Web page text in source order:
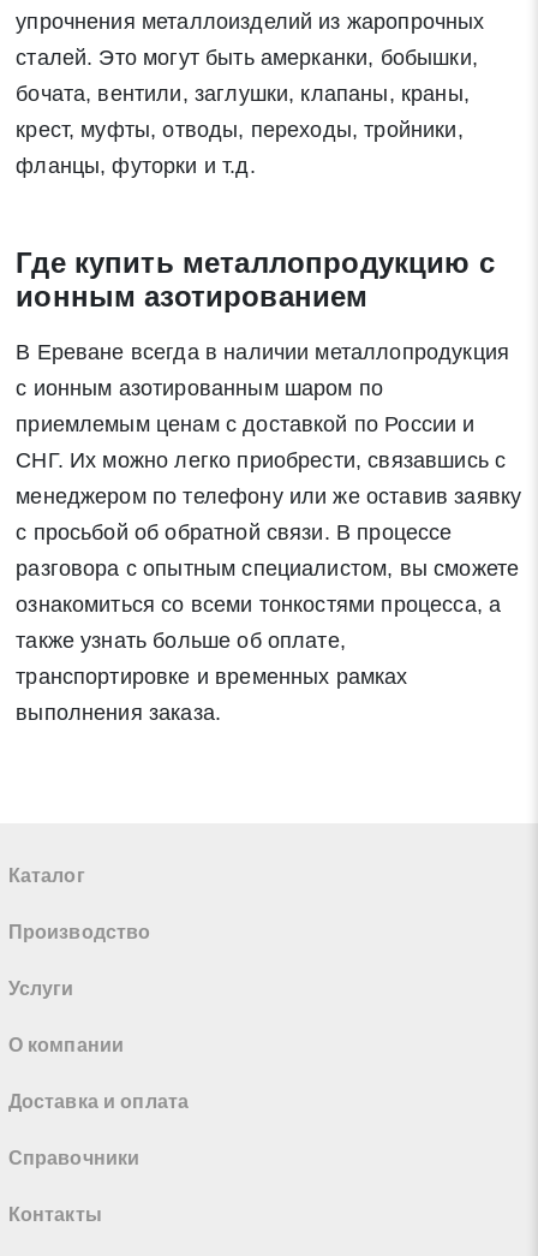
упрочнения металлоизделий из жаропрочных
сталей. Это могут быть амерканки, бобышки,
бочата, вентили, заглушки, клапаны, краны,
крест, муфты, отводы, переходы, тройники,
фланцы, футорки и т.д.
Где купить металлопродукцию с
ионным азотированием
В Ереване всегда в наличии металлопродукция
с ионным азотированным шаром по
приемлемым ценам с доставкой по России и
СНГ. Их можно легко приобрести, связавшись с
менеджером по телефону или же оставив заявку
с просьбой об обратной связи. В процессе
разговора с опытным специалистом, вы сможете
ознакомиться со всеми тонкостями процесса, а
также узнать больше об оплате,
транспортировке и временных рамках
выполнения заказа.
Каталог
Производство
Услуги
О компании
Доставка и оплата
Справочники
Контакты